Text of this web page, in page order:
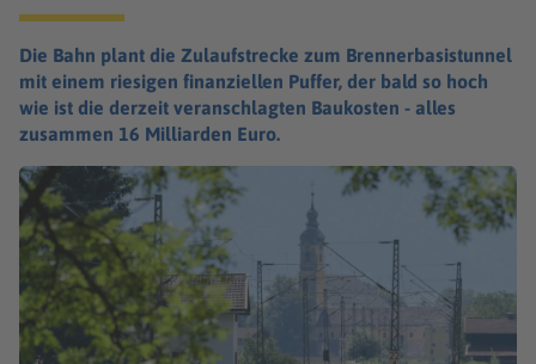
Die Bahn plant die Zulaufstrecke zum Brennerbasistunnel
mit einem riesigen finanziellen Puffer, der bald so hoch
wie ist die derzeit veranschlagten Baukosten - alles
zusammen 16 Milliarden Euro.